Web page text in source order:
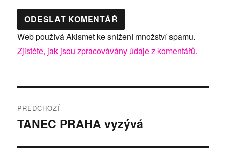
Web používá Akismet ke snížení množství spamu.
Zjistěte, jak jsou zpracovávány údaje z komentářů.
pro
PŘEDCHOZÍ
Předchozí
TANEC PRAHA vyzývá